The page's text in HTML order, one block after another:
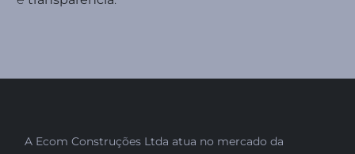
A Ecom Construções Ltda atua no mercado da